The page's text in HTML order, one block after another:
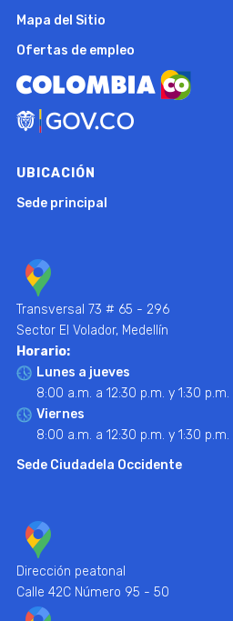
Mapa del Sitio
Ofertas de empleo
UBICACIÓN
Sede principal
Transversal 73 # 65 - 296
Sector El Volador, Medellín
Horario:
Lunes a jueves
8:00 a.m. a 12:30 p.m. y 1:30 p.m.
Viernes
8:00 a.m. a 12:30 p.m. y 1:30
Sede Ciudadela Occidente
Dirección peatonal
Calle 42C Número 95 - 50